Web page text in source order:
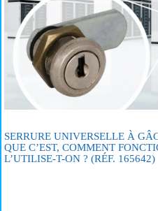
SERRURE UNIVERSELLE À
QUE C’EST, COMMENT
L’UTILISE-T-ON ? (RÉF. 165642)